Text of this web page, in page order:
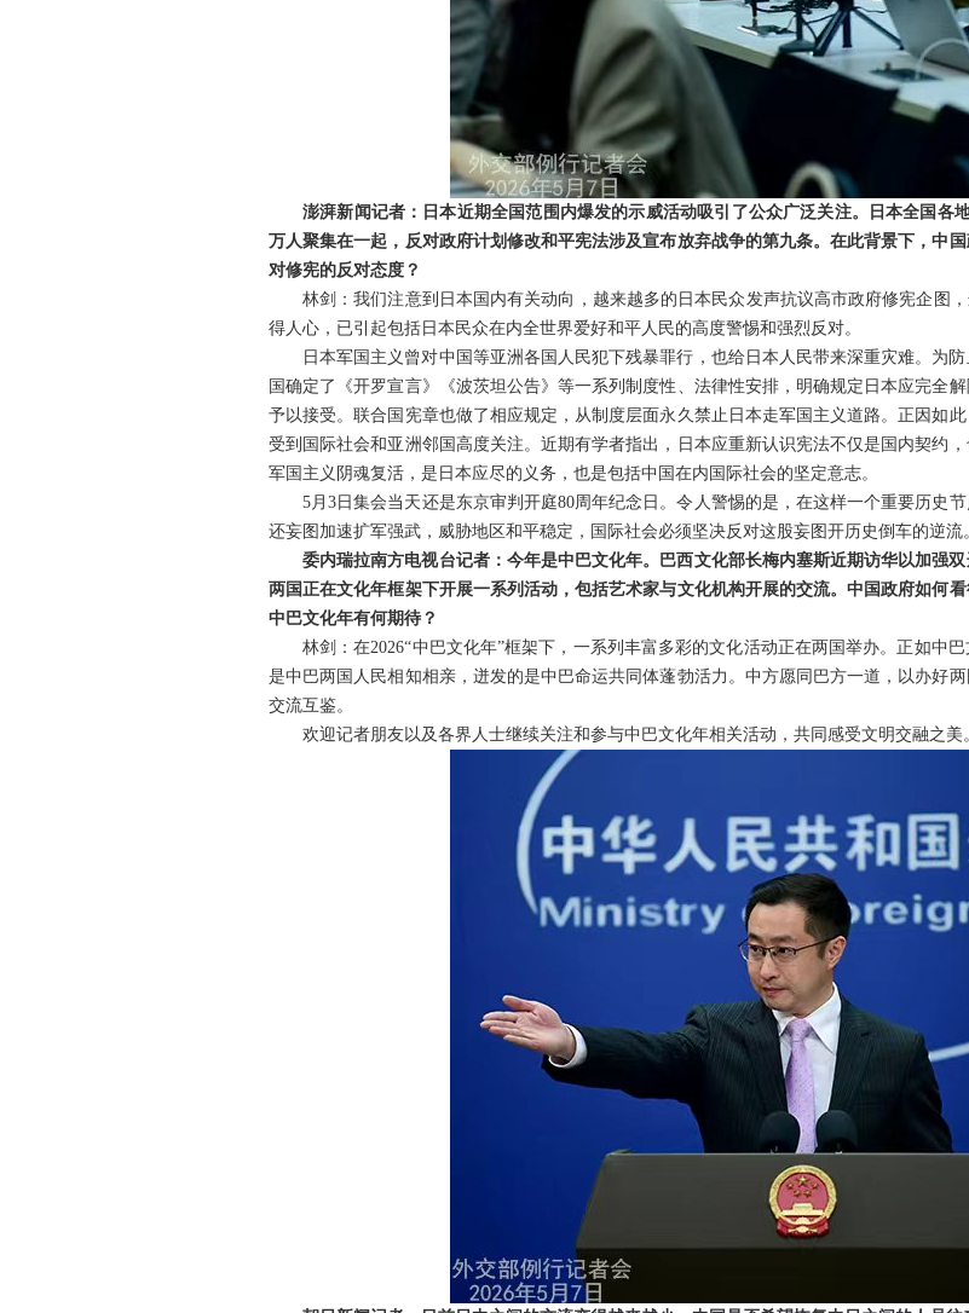
澎湃新闻记者：日本近期全国范围内爆发的示威活动吸引了公众广泛关注。日本全国各
万人聚集在一起，反对政府计划修改和平宪法涉及宣布放弃战争的第九条。在此背景下，中
对修宪的反对态度？
林剑：我们注意到日本国内有关动向，越来越多的日本民众发声抗议高市政府修宪企图
得人心，已引起包括日本民众在内全世界爱好和平人民的高度警惕和强烈反对。
日本军国主义曾对中国等亚洲各国人民犯下残暴罪行，也给日本人民带来深重灾难。为
国确定了《开罗宣言》《波茨坦公告》等一系列制度性、法律性安排，明确规定日本应完全
予以接受。联合国宪章也做了相应规定，从制度层面永久禁止日本走军国主义道路。正因如
受到国际社会和亚洲邻国高度关注。近期有学者指出，日本应重新认识宪法不仅是国内契约
军国主义阴魂复活，是日本应尽的义务，也是包括中国在内国际社会的坚定意志。
5月3日集会当天还是东京审判开庭80周年纪念日。令人警惕的是，在这样一个重要历史
还妄图加速扩军强武，威胁地区和平稳定，国际社会必须坚决反对这股妄图开历史倒车的逆流
委内瑞拉南方电视台记者：今年是中巴文化年。巴西文化部长梅内塞斯近期访华以加强
两国正在文化年框架下开展一系列活动，包括艺术家与文化机构开展的交流。中国政府如何
中巴文化年有何期待？
林剑：在2026“中巴文化年”框架下，一系列丰富多彩的文化活动正在两国举办。正如中
是中巴两国人民相知相亲，迸发的是中巴命运共同体蓬勃活力。中方愿同巴方一道，以办好
交流互鉴。
欢迎记者朋友以及各界人士继续关注和参与中巴文化年相关活动，共同感受文明交融之美